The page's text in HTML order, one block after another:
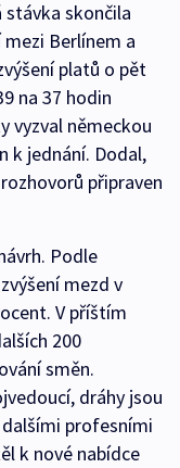
skončila
Berlínem a
platů o pět
na 37 hodin
vyzval německou
k jednání. Dodal,
připraven
Podle
mezd v
V příštím
200
směn.
dráhy jsou
profesními
k nové nabídce